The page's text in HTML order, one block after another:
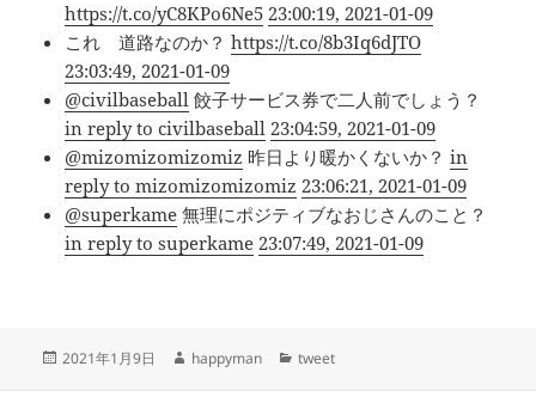
https://t.co/yC8KPo6Ne5 23:00:19, 2021-01-09
これ 道路なのか？https://t.co/8b3Iq6dJTO
23:03:49, 2021-01-09
@civilbaseball 餃子サービス券で二人前でしょう？
in reply to civilbaseball 23:04:59, 2021-01-09
@mizomizomizomiz 昨日より暖かくないか？in
reply to mizomizomizomiz 23:06:21, 2021-01-09
@superkame 無理にポジティブなおじさんのこと？
in reply to superkame 23:07:49, 2021-01-09
投
2021年1月9日
作
happyman
カ
tweet